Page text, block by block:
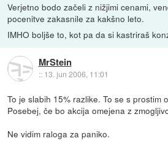
Verjetno bodo začeli z nižjimi cenami,
pocenitve zakasnile za kakšno leto.
IMHO boljše to, kot pa da si kastriraš
MrStein
:: 13. jun 2006, 11:01
To je slabih 15% razlike. To se s prostim
Posebej, če bo akcija omejena z
Ne vidim raloga za paniko.